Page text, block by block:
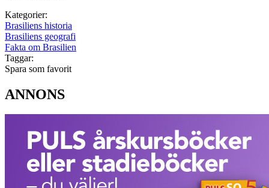
Kategorier:
Brasiliens historia
Brasiliens geografi
Fakta om Brasilien
Taggar:
Spara som favorit
ANNONS